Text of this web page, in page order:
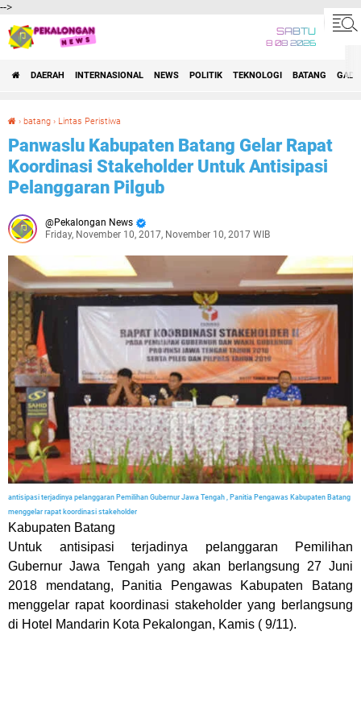
-->
SABTU
8 08 2026
DAERAH INTERNASIONAL NEWS POLITIK TEKNOLOGI BATANG
› batang › Lintas Peristiwa
Panwaslu Kabupaten Batang Gelar Rapat
Koordinasi Stakeholder Untuk Antisipasi
Pelanggaran Pilgub
Pekalongan News
Friday, November 10, 2017, November 10, 2017 WIB
antisipasi terjadinya pelanggaran Pemilihan Gubernur Jawa Tengah , Panitia Pengawas Kabupaten Batang
menggelar rapat koordinasi stakeholder
Kabupaten Batang
Untuk antisipasi terjadinya pelanggaran Pemilihan
Gubernur Jawa Tengah yang akan berlangsung 27 Juni
2018 mendatang, Panitia Pengawas Kabupaten Batang
menggelar rapat koordinasi stakeholder yang berlangsung
di Hotel Mandarin Kota Pekalongan, Kamis ( 9/11).